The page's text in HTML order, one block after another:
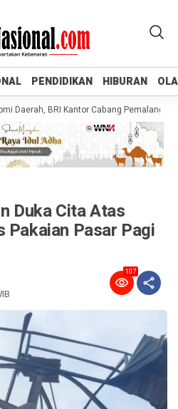
PENDIDIKAN HIBURAN
PENDIDIKAN HIBURAN
BRI Kantor Cabang Pemalang
Duka Cita Atas
Pakaian Pasar Pagi
107